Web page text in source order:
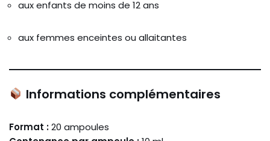
aux enfants de moins de 12 ans
aux femmes enceintes ou allaitantes
Informations complémentaires
Format :20 ampoules